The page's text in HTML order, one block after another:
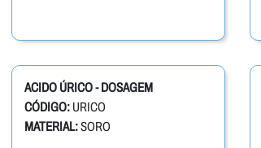
ACIDO ÚRICO - DOSAGEM
CÓDIGO: URICO
MATERIAL:SORO